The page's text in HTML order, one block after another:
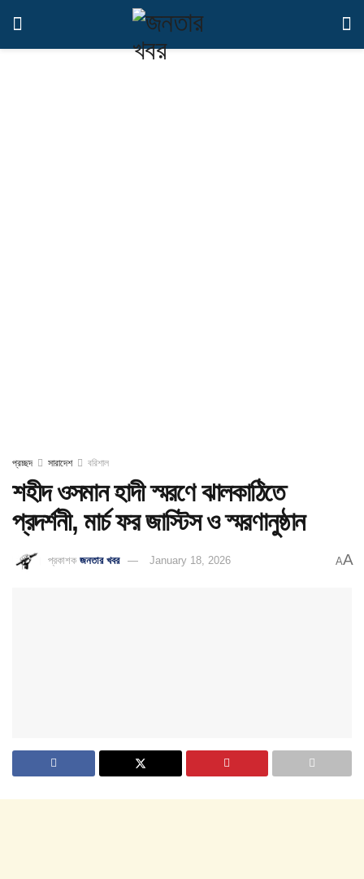
প্রচ্ছদ সারাদেশ বরিশাল
শহীদ ওসমান হাদী স্মরণে ঝালকাঠিতে
প্রদর্শনী, মার্চ ফর জাস্টিস ও স্মরণানুষ্ঠান
প্রকাশক জনতার খবর January 18, 2026 AA